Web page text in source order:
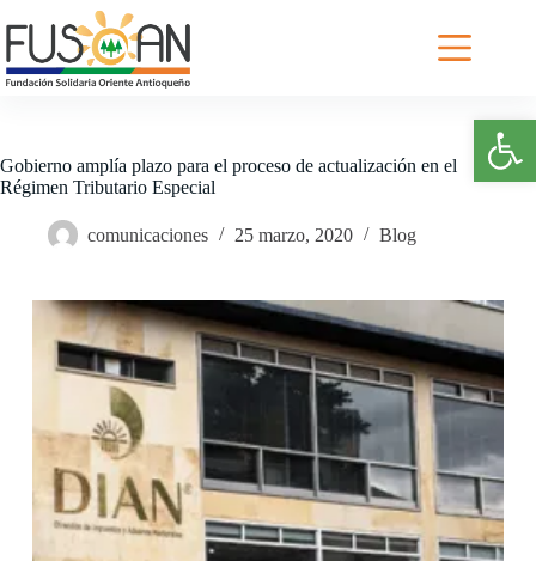
Abrir barra de herramientas
al
contenido
Gobierno amplía plazo para el proceso de actualización en el
Régimen Tributario Especial
comunicaciones 25 marzo, 2020 Blog